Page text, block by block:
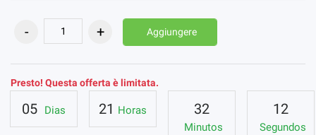
Aggiungere
Presto! Questa offerta è limitata.
05 Dias 21 Horas 32
Minutos
12
Segundos